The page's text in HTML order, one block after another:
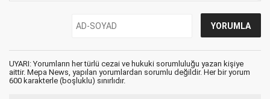
UYARI: Yorumların her türlü cezai ve hukuki sorumluluğu yazan kişiye
aittir. Mepa News, yapılan yorumlardan sorumlu değildir. Her bir yorum
600 karakterle (boşluklu) sınırlıdır.